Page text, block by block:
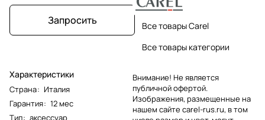
Запросить
Характеристики
Страна: Италия
Гарантия: 12 мес
Тип: аксессуар
Все товары Carel
Все товары категории
Внимание! Не является
публичной офертой.
Изображения, размещенные на
нашем сайте carel-rus.ru, в том